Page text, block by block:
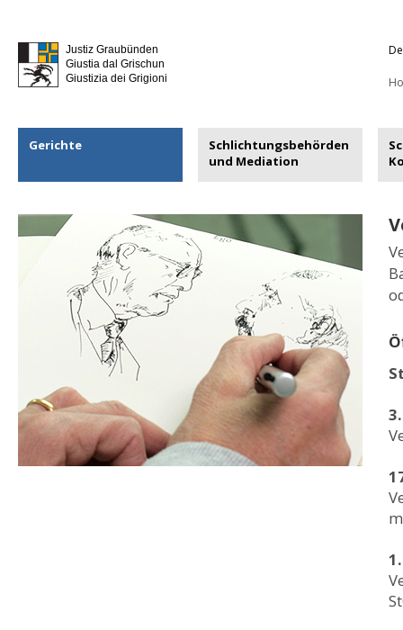
Justiz Graubünden
Giustia dal Grischun
Giustizia dei Grigioni
Gerichte
Schlichtungsbehörden
und Mediation